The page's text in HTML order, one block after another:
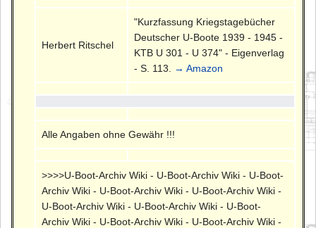
Herbert Ritschel
"Kurzfassung Kriegstagebücher
Deutscher U-Boote 1939 - 1945 -
KTB U 301 - U 374" - Eigenverlag
- S. 113.
→ Amazon
Alle Angaben ohne Gewähr !!!
>>>>U-Boot-Archiv Wiki - U-Boot-Archiv Wiki - U-Boot-
Archiv Wiki - U-Boot-Archiv Wiki - U-Boot-Archiv Wiki -
U-Boot-Archiv Wiki - U-Boot-Archiv Wiki - U-Boot-
Archiv Wiki - U-Boot-Archiv Wiki - U-Boot-Archiv Wiki -